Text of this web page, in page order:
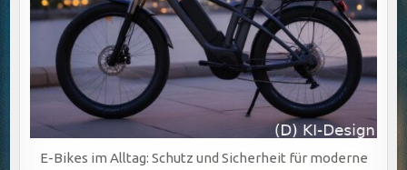
E-Bikes im Alltag: Schutz und Sicherheit für moderne